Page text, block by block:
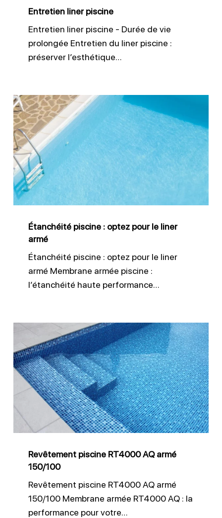
Entretien liner piscine
Entretien liner piscine - Durée de vie
prolongée Entretien du liner piscine :
préserver l’esthétique…
Étanchéité
piscine
:
optez
pour
le
liner
Étanchéité piscine : optez pour le liner
armé
Étanchéité piscine : optez pour le liner
armé Membrane armée piscine :
l’étanchéité haute performance…
Revêtement
piscine
RT4000
AQ
armé
150/100
Revêtement piscine RT4000 AQ armé
150/100
Revêtement piscine RT4000 AQ armé
150/100 Membrane armée RT4000 AQ : la
performance pour votre…